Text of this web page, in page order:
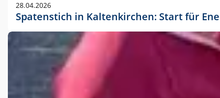
28.04.2026
Spatenstich in Kaltenkirchen: Start für